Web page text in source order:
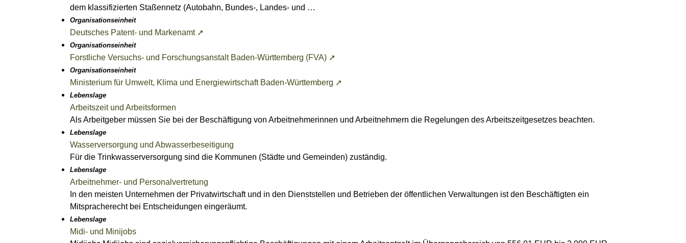
dem klassifizierten Staßennetz (Autobahn, Bundes-, Landes- und …
Organisationseinheit
Deutsches Patent- und Markenamt ➚
Organisationseinheit
Forstliche Versuchs- und Forschungsanstalt Baden-Württemberg (FVA) ➚
Organisationseinheit
Ministerium für Umwelt, Klima und Energiewirtschaft Baden-Württemberg ➚
Lebenslage
Arbeitszeit und Arbeitsformen
Als Arbeitgeber müssen Sie bei der Beschäftigung von Arbeitnehmerinnen und Arbeitnehmern die Regelungen des Arbeitszeitgesetzes beachten.
Lebenslage
Wasserversorgung und Abwasserbeseitigung
Für die Trinkwasserversorgung sind die Kommunen (Städte und Gemeinden) zuständig.
Lebenslage
Arbeitnehmer- und Personalvertretung
In den meisten Unternehmen der Privatwirtschaft und in den Dienststellen und Betrieben der öffentlichen Verwaltungen ist den Beschäftigten ein
Mitspracherecht bei Entscheidungen eingeräumt.
Lebenslage
Midi- und Minijobs